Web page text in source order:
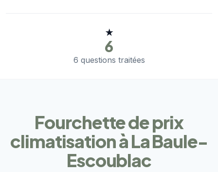
★
6
6 questions traitées
Fourchette de prix
climatisation à La Baule-
Escoublac